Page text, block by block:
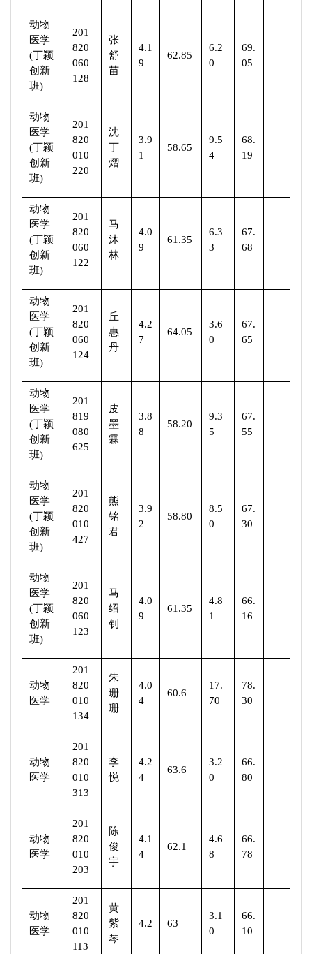
动物
医学
(丁颖
创新
班)
201
820
060
128
张
舒
苗
4.1
9
62.85
6.2
0
69.
05
动物
医学
(丁颖
创新
班)
201
820
010
220
沈
丁
熠
3.9
1
58.65
9.5
4
68.
19
动物
医学
(丁颖
创新
班)
201
820
060
122
马
沐
林
4.0
9
61.35
6.3
3
67.
68
动物
医学
(丁颖
创新
班)
201
820
060
124
丘
惠
丹
4.2
7
64.05
3.6
0
67.
65
动物
医学
(丁颖
创新
班)
201
819
080
625
皮
墨
霖
3.8
8
58.20
9.3
5
67.
55
动物
医学
(丁颖
创新
班)
201
820
010
427
熊
铭
君
3.9
2
58.80
8.5
0
67.
30
动物
医学
(丁颖
创新
班)
201
820
060
123
马
绍
钊
4.0
9
61.35
4.8
1
66.
16
动物
医学
201
820
010
134
朱
珊
珊
4.0
4
60.6
17.
70
78.
30
动物
医学
201
820
010
313
李
悦
4.2
4
63.6
3.2
0
66.
80
动物
医学
201
820
010
203
陈
俊
宇
4.1
4
62.1
4.6
8
66.
78
动物
医学
201
820
010
113
黄
紫
琴
4.2 63
3.1
0
66.
10